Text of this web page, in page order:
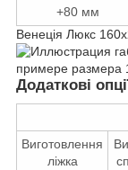
+80 мм
Венеція Люкс
Додаткові
Виготовлення
ліжка